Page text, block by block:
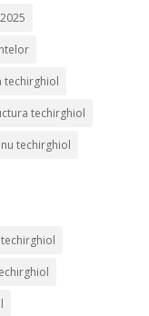
techirghiol
techirghiol
techirghiol